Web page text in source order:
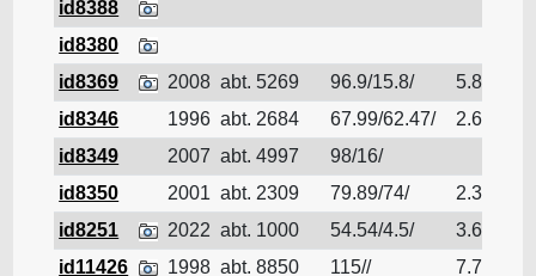
id8388
id8380
id8369
2008 abt. 5269 96.9/15.8/ 5.85
id8346
1996 abt. 2684 67.99/62.47/ 2.684
id8349
2007 abt. 4997 98/16/
id8350
2001 abt. 2309 79.89/74/ 2.309
id8251
2022 abt. 1000 54.54/4.5/ 3.65
id11426
1998 abt. 8850 115// 7.7